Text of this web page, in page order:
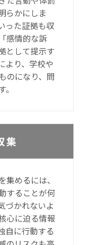
らかにしま
った証拠も収
感情的な訴
として提示す
より、学校や
のになり、問
集
めるには、
することが何
づかれないよ
心に迫る情報
自に行動する